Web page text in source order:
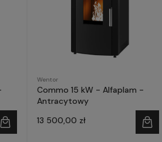
Wentor
Commo 15 kW - Alfaplam -
Antracytowy
13 500,00 zł